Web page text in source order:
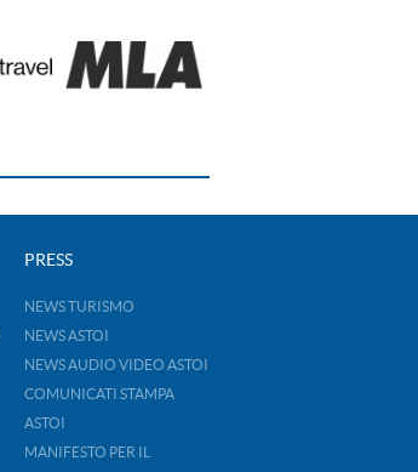
PRESS
NEWS TURISMO
NEWS ASTOI
NEWS AUDIO VIDEO ASTOI
COMUNICATI STAMPA
ASTOI
MANIFESTO PER IL